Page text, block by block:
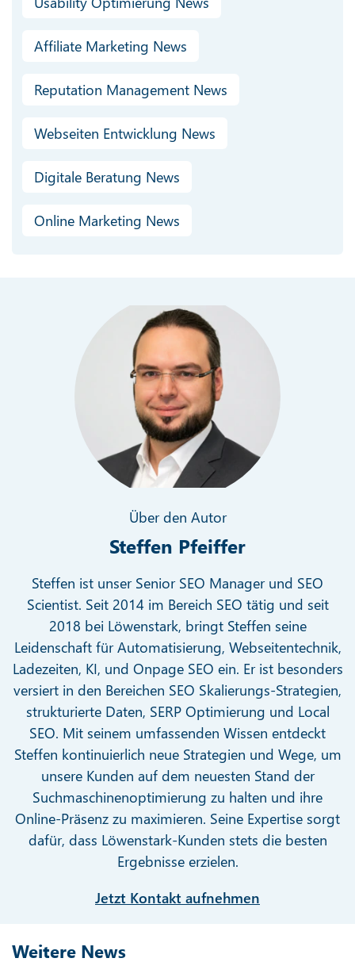
Affiliate Marketing News
Reputation Management News
Webseiten Entwicklung News
Digitale Beratung News
Online Marketing News
Über den Autor
Steffen Pfeiffer
Steffen ist unser Senior SEO Manager und SEO
Scientist. Seit 2014 im Bereich SEO tätig und seit
2018 bei Löwenstark, bringt Steffen seine
Leidenschaft für Automatisierung, Webseitentechnik,
Ladezeiten, KI, und Onpage SEO ein. Er ist besonders
versiert in den Bereichen SEO Skalierungs-Strategien,
strukturierte Daten, SERP Optimierung und Local
SEO. Mit seinem umfassenden Wissen entdeckt
Steffen kontinuierlich neue Strategien und Wege, um
unsere Kunden auf dem neuesten Stand der
Suchmaschinenoptimierung zu halten und ihre
Online-Präsenz zu maximieren. Seine Expertise sorgt
dafür, dass Löwenstark-Kunden stets die besten
Ergebnisse erzielen.
Jetzt Kontakt aufnehmen
Weitere News